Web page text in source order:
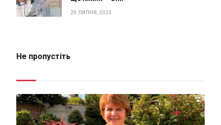
29 ЛИПНЯ, 2023
Не пропустіть